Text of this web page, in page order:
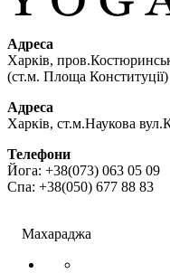
Адреса
Харків,
(ст.м. Площа
Адреса
Харків, ст.м.Наукова
Телефони
Йога: +38(073) 063 05 09
Спа: +38(050) 677 88 83
Махараджа